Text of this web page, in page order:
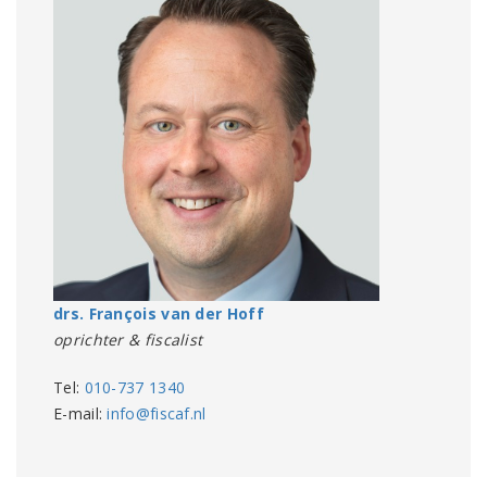
drs. François van der Hoff
oprichter & fiscalist
Tel: 010-737 1340
E-mail:info@fiscaf.nl